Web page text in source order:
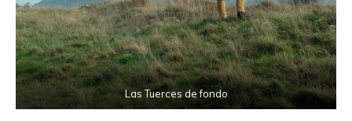
Las Tuerces de fondo